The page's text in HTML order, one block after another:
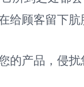
给顾客留下肮
的产品，侵扰